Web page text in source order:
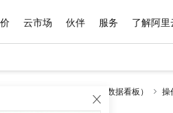
云市场 伙伴 服务 了解阿里
DataV-Board 6.0 （数据看板） 操
本）
域名与网站
新方式 睿译宝，AI翻译排版
AI 特惠
智启 AI 普惠权益
价格计算器
自助选配和估算价格
数据与 API
数据集
成为产品伙伴
产品生态集成认证中心
企业增值服务
企业支持计划
最佳实践
云上春晚